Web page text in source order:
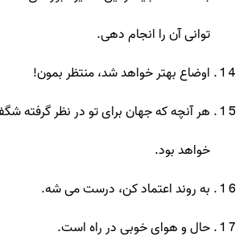
توانی آن را انجام دهی.
اوضاع بهتر خواهد شد، منتظر بمون!
هر آنچه که جهان برای تو در نظر گرفته
خواهد بود.
به روند اعتماد کن، درست می شه.
حال و هوای خوبی در راه است.